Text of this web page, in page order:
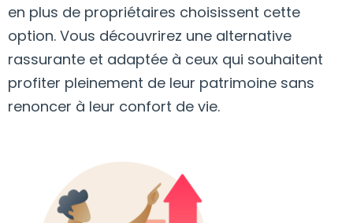
en plus de propriétaires choisissent cette
option. Vous découvrirez une alternative
rassurante et adaptée à ceux qui souhaitent
profiter pleinement de leur patrimoine sans
renoncer à leur confort de vie.